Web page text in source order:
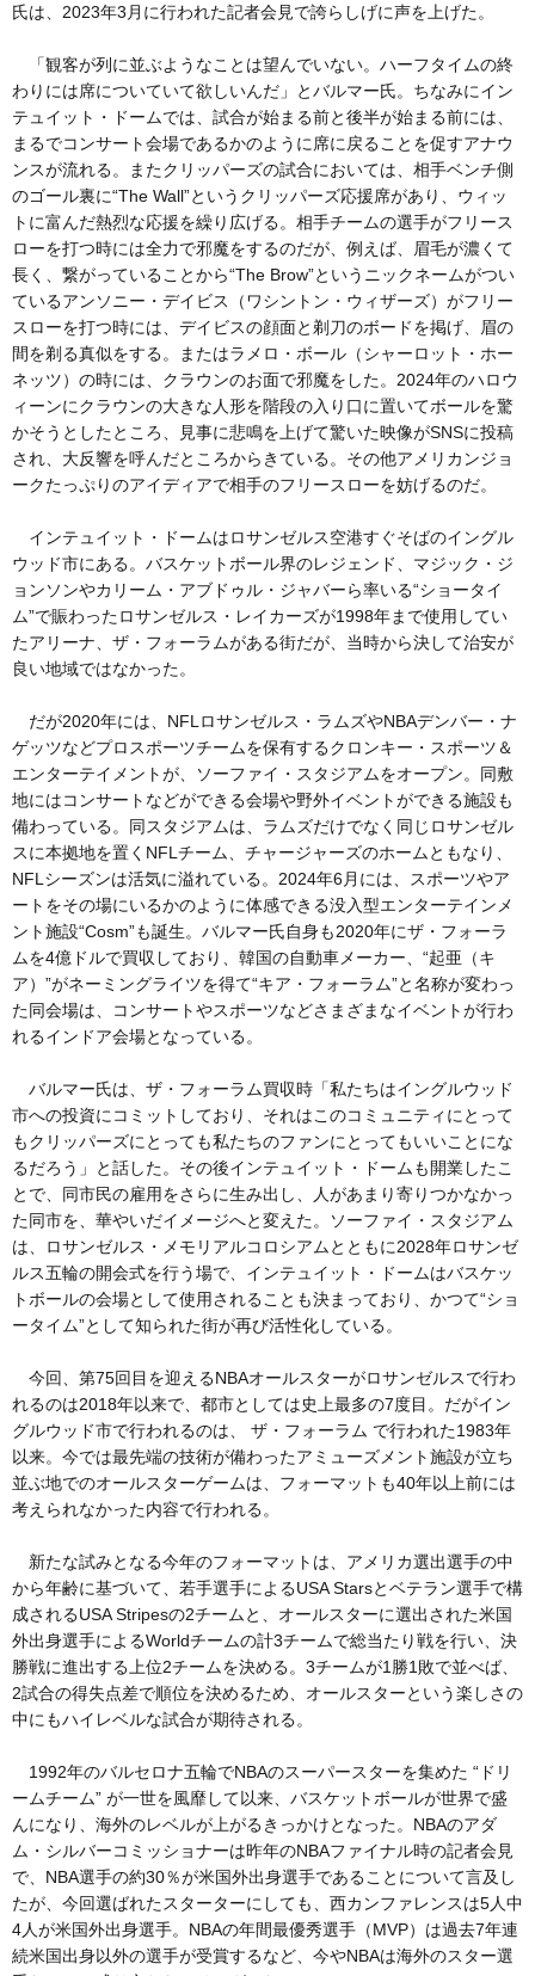
氏は、2023年3月に行われた記者会見で誇らしげに声を上げた。
「観客が列に並ぶようなことは望んでいない。ハーフタイムの終
わりには席についていて欲しいんだ」とバルマー氏。ちなみにイン
テュイット・ドームでは、試合が始まる前と後半が始まる前には、
まるでコンサート会場であるかのように席に戻ることを促すアナウ
ンスが流れる。またクリッパーズの試合においては、相手ベンチ側
のゴール裏に“The Wall”というクリッパーズ応援席があり、ウィッ
トに富んだ熱烈な応援を繰り広げる。相手チームの選手がフリース
ローを打つ時には全力で邪魔をするのだが、例えば、眉毛が濃くて
長く、繋がっていることから“The Brow”というニックネームがつい
ているアンソニー・デイビス（ワシントン・ウィザーズ）がフリー
スローを打つ時には、デイビスの顔面と剃刀のボードを掲げ、眉の
間を剃る真似をする。またはラメロ・ボール（シャーロット・ホー
ネッツ）の時には、クラウンのお面で邪魔をした。2024年のハロウ
ィーンにクラウンの大きな人形を階段の入り口に置いてボールを驚
かそうとしたところ、見事に悲鳴を上げて驚いた映像がSNSに投稿
され、大反響を呼んだところからきている。その他アメリカンジョ
ークたっぷりのアイディアで相手のフリースローを妨げるのだ。
インテュイット・ドームはロサンゼルス空港すぐそばのイングル
ウッド市にある。バスケットボール界のレジェンド、マジック・ジ
ョンソンやカリーム・アブドゥル・ジャバーら率いる“ショータイ
ム”で賑わったロサンゼルス・レイカーズが1998年まで使用してい
たアリーナ、ザ・フォーラムがある街だが、当時から決して治安が
良い地域ではなかった。
だが2020年には、NFLロサンゼルス・ラムズやNBAデンバー・ナ
ゲッツなどプロスポーツチームを保有するクロンキー・スポーツ＆
エンターテイメントが、ソーファイ・スタジアムをオープン。同敷
地にはコンサートなどができる会場や野外イベントができる施設も
備わっている。同スタジアムは、ラムズだけでなく同じロサンゼル
スに本拠地を置くNFLチーム、チャージャーズのホームともなり、
NFLシーズンは活気に溢れている。2024年6月には、スポーツやア
ートをその場にいるかのように体感できる没入型エンターテインメ
ント施設“Cosm”も誕生。バルマー氏自身も2020年にザ・フォーラ
ムを4億ドルで買収しており、韓国の自動車メーカー、“起亜（キ
ア）”がネーミングライツを得て“キア・フォーラム”と名称が変わっ
た同会場は、コンサートやスポーツなどさまざまなイベントが行わ
れるインドア会場となっている。
バルマー氏は、ザ・フォーラム買収時「私たちはイングルウッド
市への投資にコミットしており、それはこのコミュニティにとって
もクリッパーズにとっても私たちのファンにとってもいいことにな
るだろう」と話した。その後インテュイット・ドームも開業したこ
とで、同市民の雇用をさらに生み出し、人があまり寄りつかなかっ
た同市を、華やいだイメージへと変えた。ソーファイ・スタジアム
は、ロサンゼルス・メモリアルコロシアムとともに2028年ロサンゼ
ルス五輪の開会式を行う場で、インテュイット・ドームはバスケッ
トボールの会場として使用されることも決まっており、かつて“ショ
ータイム”として知られた街が再び活性化している。
今回、第75回目を迎えるNBAオールスターがロサンゼルスで行わ
れるのは2018年以来で、都市としては史上最多の7度目。だがイン
グルウッド市で行われるのは、 ザ・フォーラム で行われた1983年
以来。今では最先端の技術が備わったアミューズメント施設が立ち
並ぶ地でのオールスターゲームは、フォーマットも40年以上前には
考えられなかった内容で行われる。
新たな試みとなる今年のフォーマットは、アメリカ選出選手の中
から年齢に基づいて、若手選手によるUSA Starsとベテラン選手で構
成されるUSA Stripesの2チームと、オールスターに選出された米国
外出身選手によるWorldチームの計3チームで総当たり戦を行い、決
勝戦に進出する上位2チームを決める。3チームが1勝1敗で並べば、
2試合の得失点差で順位を決めるため、オールスターという楽しさの
中にもハイレベルな試合が期待される。
1992年のバルセロナ五輪でNBAのスーパースターを集めた “ドリ
ームチーム” が一世を風靡して以来、バスケットボールが世界で盛
んになり、海外のレベルが上がるきっかけとなった。NBAのアダ
ム・シルバーコミッショナーは昨年のNBAファイナル時の記者会見
で、NBA選手の約30％が米国外出身選手であることについて言及し
たが、今回選ばれたスターターにしても、西カンファレンスは5人中
4人が米国外出身選手。NBAの年間最優秀選手（MVP）は過去7年連
続米国出身以外の選手が受賞するなど、今やNBAは海外のスター選